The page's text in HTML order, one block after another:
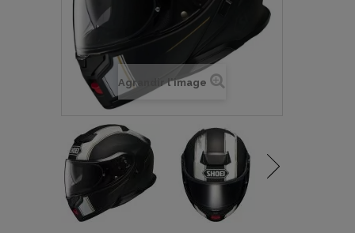
Agrandir l'image